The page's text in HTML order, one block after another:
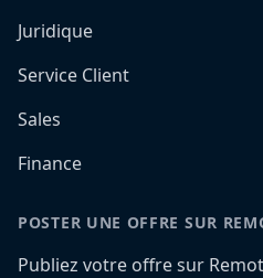
Juridique
Service Client
Sales
Finance
POSTER UNE OFFRE SUR
Publiez votre offre sur